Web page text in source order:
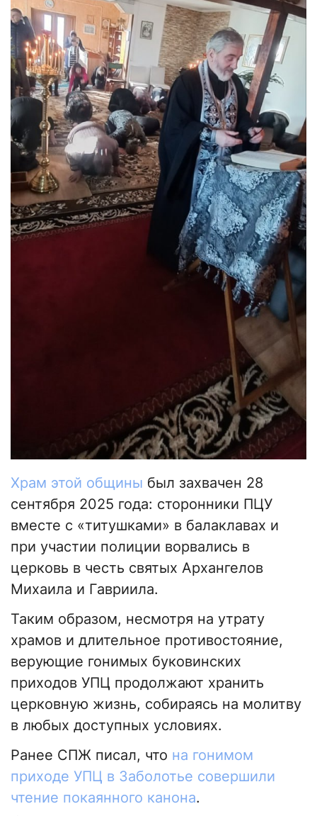
Храм этой общины был захвачен 28
сентября 2025 года: сторонники ПЦУ
вместе с «титушками» в балаклавах и
при участии полиции ворвались в
церковь в честь святых Архангелов
Михаила и Гавриила.
Таким образом, несмотря на утрату
храмов и длительное противостояние,
верующие гонимых буковинских
приходов УПЦ продолжают хранить
церковную жизнь, собираясь на молитву
в любых доступных условиях.
Ранее СПЖ писал, что на гонимом
приходе УПЦ в Заболотье совершили
чтение покаянного канона.